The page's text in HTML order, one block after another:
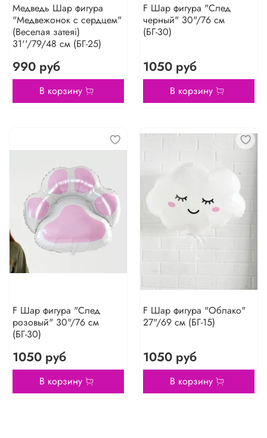
Медведь Шар фигура
"Медвежонок с сердцем"
(Веселая затеяi)
31''/79/48 см (БГ-25)
990 руб
В корзину
F Шар фигура "След
черный" 30"/76 см
(БГ-30)
1050 руб
В корзину
F Шар фигура "След
розовый" 30"/76 см
(БГ-30)
1050 руб
В корзину
F Шар фигура "Облако"
27"/69 см (БГ-15)
1050 руб
В корзину